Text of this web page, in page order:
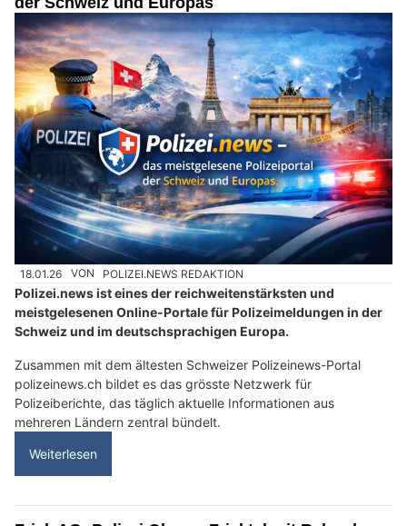
18.01.26 VON POLIZEI.NEWS REDAKTION
Polizei.news ist eines der reichweitenstärksten und
meistgelesenen Online-Portale für Polizeimeldungen in der
Schweiz und im deutschsprachigen Europa.
Zusammen mit dem ältesten Schweizer Polizeinews-Portal
polizeinews.ch bildet es das grösste Netzwerk für
Polizeiberichte, das täglich aktuelle Informationen aus
mehreren Ländern zentral bündelt.
Weiterlesen